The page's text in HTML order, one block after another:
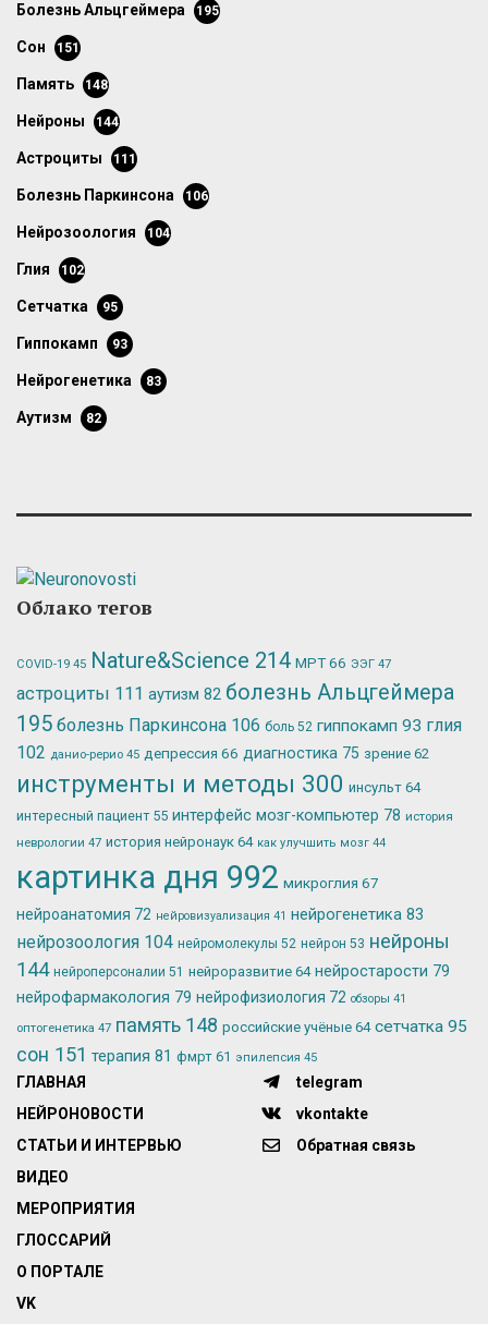
болезнь Альцгеймера 195
сон 151
память 148
нейроны 144
астроциты 111
болезнь Паркинсона 106
нейрозоология 104
глия 102
сетчатка 95
гиппокамп 93
нейрогенетика 83
аутизм 82
Облако тегов
COVID-19 45 Nature&Science 214 МРТ66 ЭЭГ 47
астроциты 111 аутизм 82 болезнь Альцгеймера
195 болезнь Паркинсона 106 боль 52 гиппокамп 93 глия
102 данио-рерио 45 депрессия 66 диагностика 75 зрение 62
инструменты и методы 300 инсульт 64
интересный пациент 55 интерфейс мозг-компьютер 78 история
неврологии 47 история нейронаук 64 как улучшить мозг 44
картинка дня 992 микроглия 67
нейроанатомия 72 нейровизуализация 41 нейрогенетика 83
нейрозоология 104 нейромолекулы 52 нейрон 53 нейроны
144 нейроперсоналии 51 нейроразвитие 64 нейростарости 79
нейрофармакология 79 нейрофизиология 72 обзоры 41
оптогенетика 47 память 148 российские учёные 64 сетчатка 95
сон 151 терапия 81 фмрт 61 эпилепсия 45
ГЛАВНАЯ
НЕЙРОНОВОСТИ
СТАТЬИ И ИНТЕРВЬЮ
ВИДЕО
МЕРОПРИЯТИЯ
ГЛОССАРИЙ
О ПОРТАЛЕ
VK
telegram
vkontakte
Обратная связь